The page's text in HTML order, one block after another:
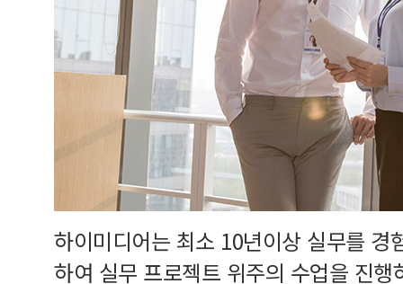
하이미디어는 최소 10년이상 실무를 경
하여 실무 프로젝트 위주의 수업을 진